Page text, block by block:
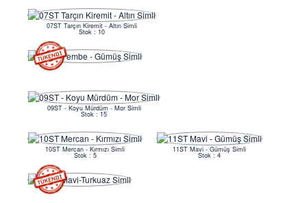
07ST Tarçın Kiremit - Altın Simli
Stok : 10
09ST - Koyu Mürdüm - Mor Simli
Stok : 15
10ST Mercan - Kırmızı Simli
Stok : 5
11ST Mavi - Gümüş Simli
Stok : 4